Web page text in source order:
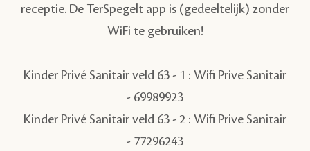
receptie. De TerSpegelt app is (gedeeltelijk) zonder
WiFi te gebruiken!
Kinder Privé Sanitair veld 63 - 1 : Wifi Prive Sanitair
- 69989923
Kinder Privé Sanitair veld 63 - 2 : Wifi Prive Sanitair
- 77296243